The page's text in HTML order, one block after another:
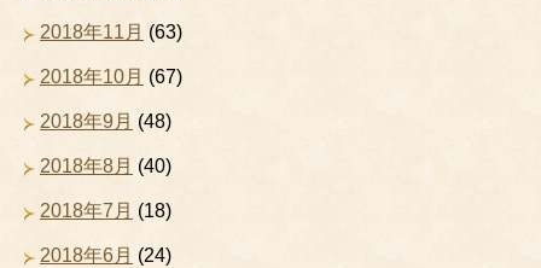
2018年11月 (63)
2018年10月 (67)
2018年9月 (48)
2018年8月 (40)
2018年7月 (18)
2018年6月 (24)